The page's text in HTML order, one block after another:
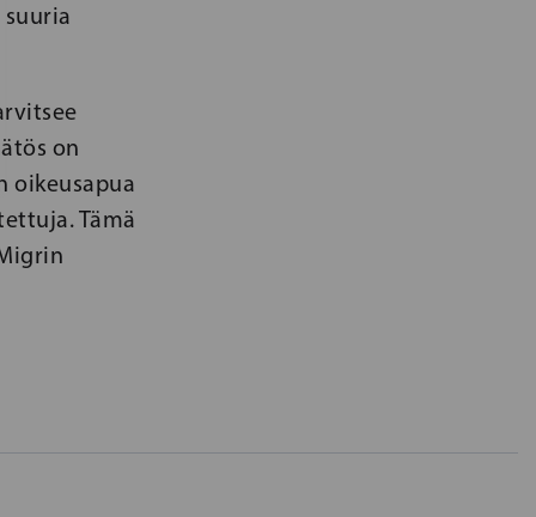
on
oikeusapua
Tämä